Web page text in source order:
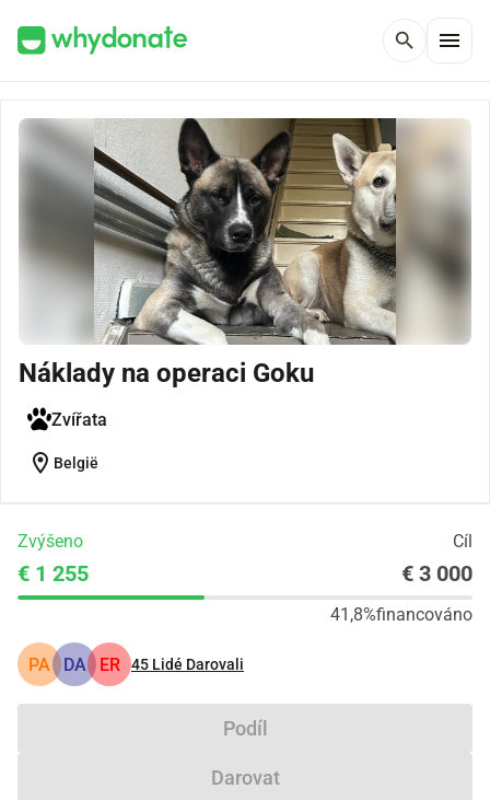
search menu
Náklady na operaci Goku
Zvířata
location_on België
Zvýšeno Cíl
€ 1 255 € 3 000
41,8%financováno
PA DA ER 45 Lidé Darovali
Podíl
Darovat